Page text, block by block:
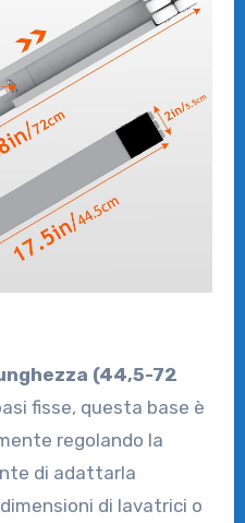
(44,5-72
fisse, questa base è
regolando la
di adattarla
di lavatrici o